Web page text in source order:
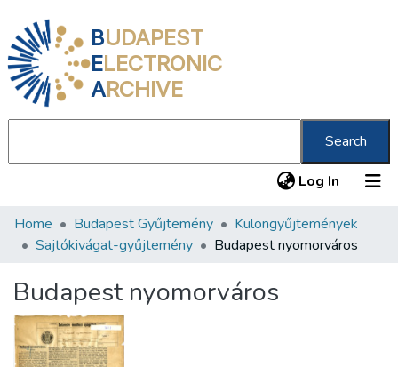
BUDAPEST
ELECTRONIC
ARCHIVE
Search
Log In (current)
Communities & Collections
Statistics
About us
Home Budapest Gyűjtemény
Különgyűjtemények
Sajtókivágat-gyűjtemény
Budapest nyomorváros
Budapest nyomorváros